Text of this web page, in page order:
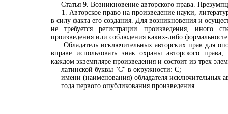
Статья 9. Возникновение авторского права.
1. Авторское право на произведение науки,
в силу факта его создания. Для возникновения и
не требуется регистрации произведения, иного
произведения или соблюдения каких-либо
Обладатель исключительных авторских прав для
вправе использовать знак охраны авторского
каждом экземпляре произведения и состоит из трех
латинской буквы "С" в окружности: С;
имени (наименования) обладателя исключительных
года первого опубликования произведения.